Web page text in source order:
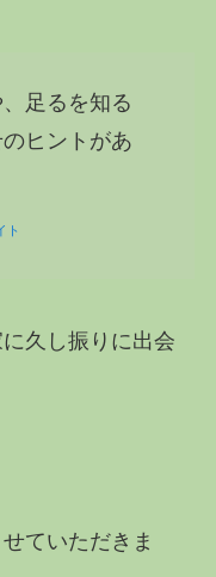
足るを知る
ヒントがあ
ト
久し振りに出会
ていただきま